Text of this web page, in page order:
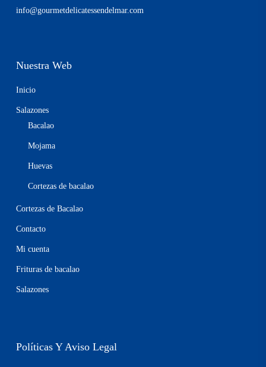
info@gourmetdelicatessendelmar.com
Nuestra Web
Inicio
Salazones
Bacalao
Mojama
Huevas
Cortezas de bacalao
Cortezas de Bacalao
Contacto
Mi cuenta
Frituras de bacalao
Salazones
Políticas Y Aviso Legal